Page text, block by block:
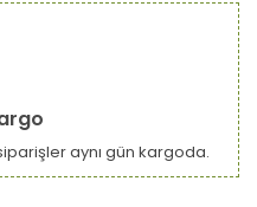
aynı gün kargoda.